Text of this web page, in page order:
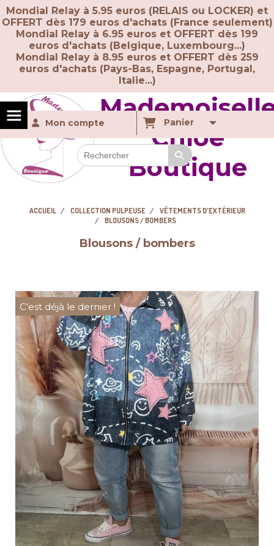
Mondial Relay à 5.95 euros (RELAIS ou LOCKER) et
OFFERT dès 179 euros d'achats (France seulement)
Mondial Relay à 6.95 euros et OFFERT dès 199
euros d'achats (Belgique, Luxembourg...)
Mondial Relay à 8.95 euros et OFFERT dès 259
euros d'achats (Pays-Bas, Espagne, Portugal,
Italie...)
Chloé
Boutique
Mon compte Panier
ACCUEIL COLLECTION PULPEUSE
VÊTEMENTS D'EXTÉRIEUR
BLOUSONS / BOMBERS
Blousons / bombers
C'est déjà le dernier !
Panneau de gestion des cookies